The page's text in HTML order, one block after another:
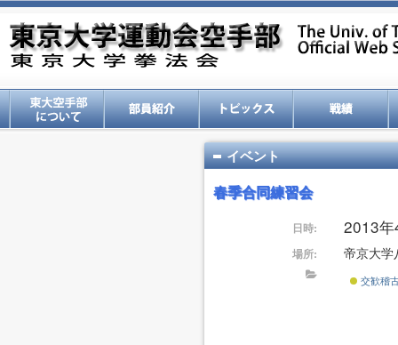
イベント
春季合同練習会
日時: 2013
場所: 帝京大学
交歓稽